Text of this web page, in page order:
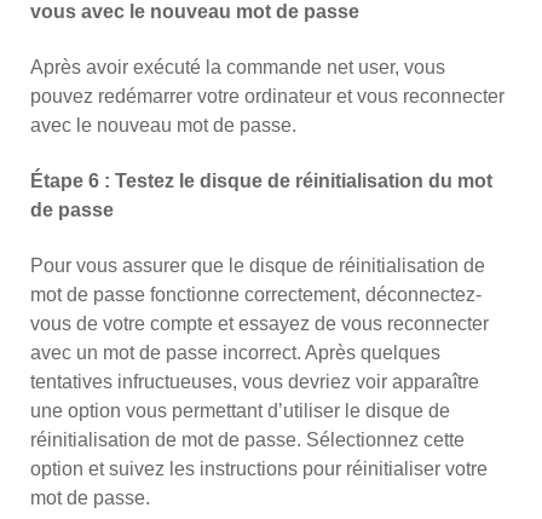
vous avec le nouveau mot de passe
Après avoir exécuté la commande net user, vous
pouvez redémarrer votre ordinateur et vous reconnecter
avec le nouveau mot de passe.
Étape 6 : Testez le disque de réinitialisation du mot
de passe
Pour vous assurer que le disque de réinitialisation de
mot de passe fonctionne correctement, déconnectez-
vous de votre compte et essayez de vous reconnecter
avec un mot de passe incorrect. Après quelques
tentatives infructueuses, vous devriez voir apparaître
une option vous permettant d’utiliser le disque de
réinitialisation de mot de passe. Sélectionnez cette
option et suivez les instructions pour réinitialiser votre
mot de passe.